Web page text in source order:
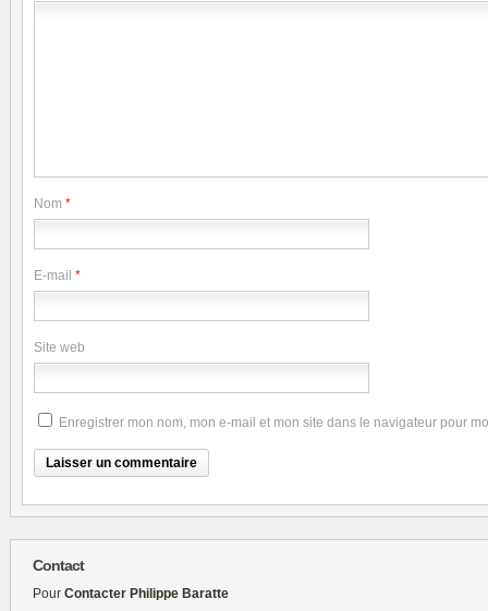
Nom *
E-mail *
Site web
Enregistrer mon nom, mon e-mail et mon site dans le navigateur pour
Contact
Pour Contacter Philippe Baratte